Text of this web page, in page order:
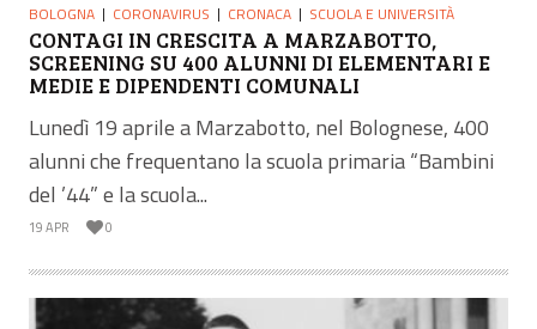
BOLOGNA CORONAVIRUS CRONACA SCUOLA E UNIVERSITÀ
CONTAGI IN CRESCITA A MARZABOTTO,
SCREENING SU 400 ALUNNI DI ELEMENTARI E
MEDIE E DIPENDENTI COMUNALI
Lunedì 19 aprile a Marzabotto, nel Bolognese, 400
alunni che frequentano la scuola primaria “Bambini
del ’44” e la scuola...
19 APR 0